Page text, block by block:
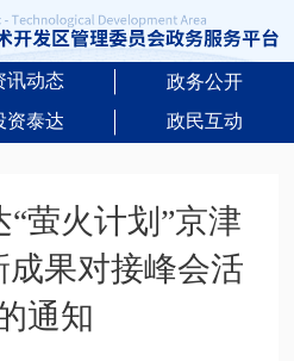
讯动态
政务公开
资泰达 政民互动
萤火计划”京津
成果对接峰会活
通知